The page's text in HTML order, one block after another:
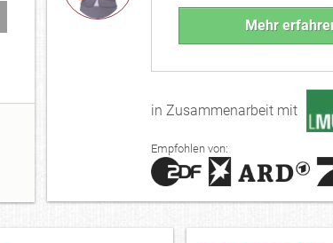
Mehr
in Zusammenarbeit mit
Empfohlen von: